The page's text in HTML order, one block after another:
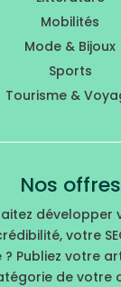
Mobilités
Mode & Bijoux
Sports
Tourisme &
Nos offres
développer
votre
Publiez votre
de votre